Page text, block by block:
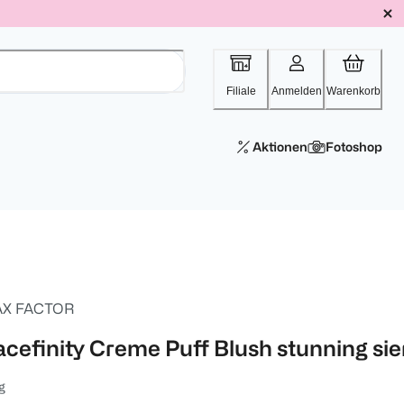
Filiale Anmelden Warenkorb
Aktionen Fotoshop
FACTOR
Creme Puff Blush stunning